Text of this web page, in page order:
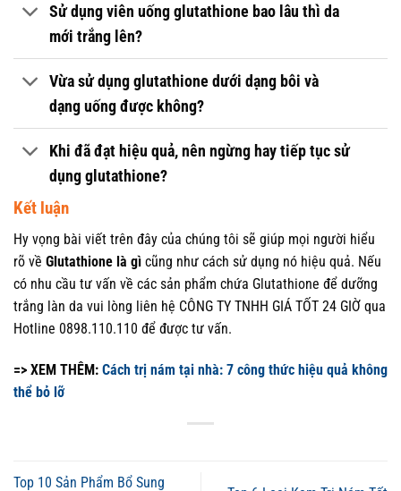
Sử dụng viên uống glutathione bao lâu thì da
mới trắng lên?
Vừa sử dụng glutathione dưới dạng bôi và
dạng uống được không?
Khi đã đạt hiệu quả, nên ngừng hay tiếp tục sử
dụng glutathione?
Kết luận
Hy vọng bài viết trên đây của chúng tôi sẽ giúp mọi người hiểu
rõ về Glutathione là gì cũng như cách sử dụng nó hiệu quả. Nếu
có nhu cầu tư vấn về các sản phẩm chứa Glutathione để dưỡng
trắng làn da vui lòng liên hệ CÔNG TY TNHH GIÁ TỐT 24 GIỜ qua
Hotline 0898.110.110 để được tư vấn.
=> XEM THÊM: Cách trị nám tại nhà: 7 công thức hiệu quả không
thể bỏ lỡ
Top 10 Sản Phẩm Bổ Sung